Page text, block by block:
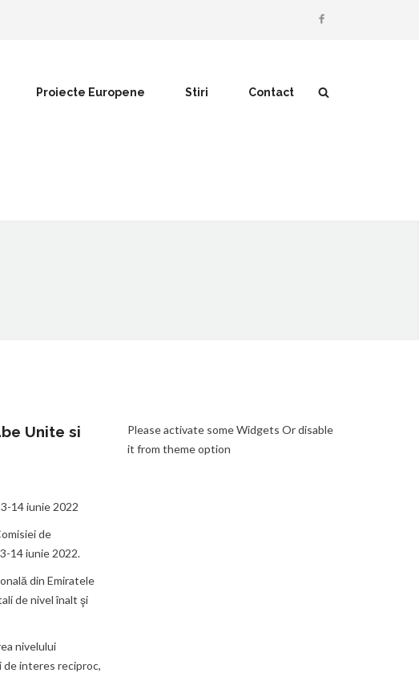
Proiecte Europene Stiri Contact
Unite si
14 iunie 2022
de
14 iunie 2022.
din Emiratele
de nivel înalt şi
nivelului
de interes reciproc,
Please activate some Widgets Or disable
it from theme option